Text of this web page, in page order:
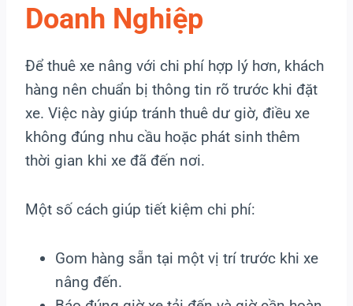
Doanh Nghiệp
Để thuê xe nâng với chi phí hợp lý hơn, khách
hàng nên chuẩn bị thông tin rõ trước khi đặt
xe. Việc này giúp tránh thuê dư giờ, điều xe
không đúng nhu cầu hoặc phát sinh thêm
thời gian khi xe đã đến nơi.
Một số cách giúp tiết kiệm chi phí:
Gom hàng sẵn tại một vị trí trước khi xe
nâng đến.